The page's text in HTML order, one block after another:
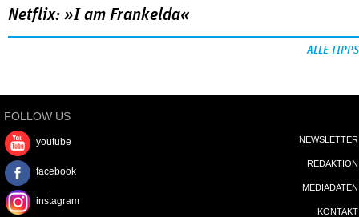
Netflix: »I am Frankelda«
ALLE TIPPS
FOLLOW US
youtube
facebook
instagram
NEWSLETTER
REDAKTION
MEDIADATEN
KONTAKT